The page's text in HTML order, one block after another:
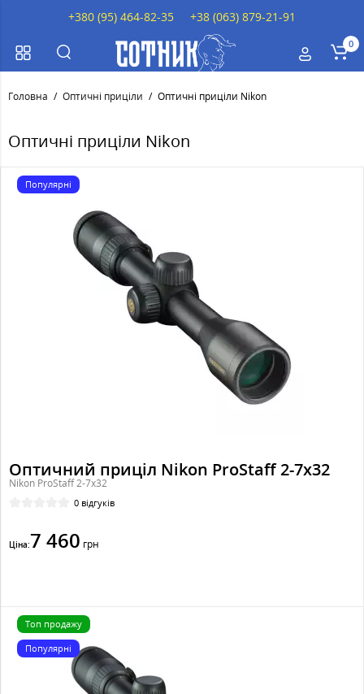
0
Головна Оптичні приціли Оптичні приціли Nikon
Оптичні приціли Nikon
Популярні
Оптичний приціл Nikon ProStaff 2-7x32
Nikon ProStaff 2-7x32
0 відгуків
Ціна:7 460 грн
Топ продажу
Популярні
+380 (95) 464-82-35 +38 (063) 879-21-91